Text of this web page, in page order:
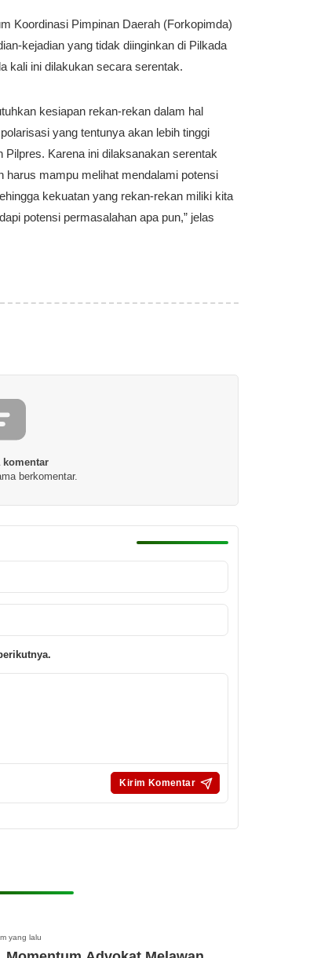
Koordinasi Pimpinan Daerah (Forkopimda)
kejadian yang tidak diinginkan di Pilkada
kali ini dilakukan secara serentak.
kesiapan rekan-rekan dalam hal
yang tentunya akan lebih tinggi
Pilpres. Karena ini dilaksanakan serentak
harus mampu melihat mendalami potensi
kekuatan yang rekan-rekan miliki kita
potensi permasalahan apa pun,” jelas
komentar
berkomentar.
yang lalu